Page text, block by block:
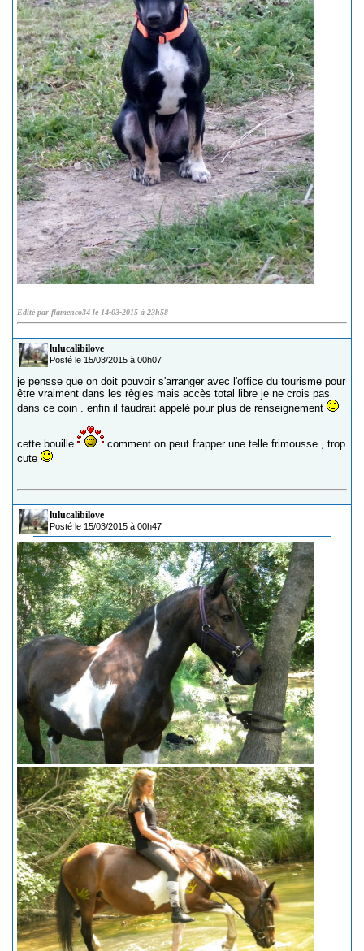
Edité par flamenco34 le 14-03-2015 à 23h58
lulucalibilove
Posté le 15/03/2015 à 00h07
je pensse que on doit pouvoir s'arranger avec l'office du tourisme pour
être vraiment dans les règles mais accès total libre je ne crois pas
dans ce coin . enfin il faudrait appelé pour plus de renseignement
cette bouille
comment on peut frapper une telle frimousse , trop
cute
lulucalibilove
Posté le 15/03/2015 à 00h47